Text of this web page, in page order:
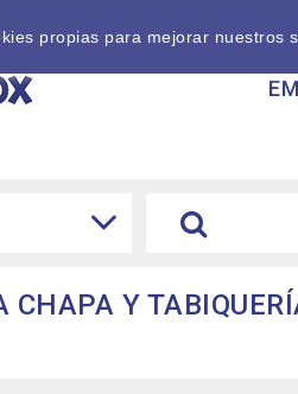
CHAPA Y
propias para mejorar